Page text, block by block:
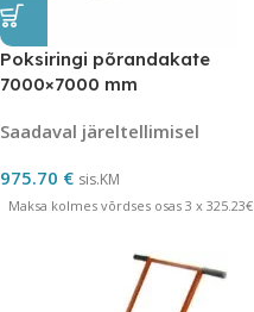
Poksiringi põrandakate
7000×7000 mm
Saadaval järeltellimisel
975.70 € sis.KM
Maksa kolmes võrdses osas 3 x 325.23€